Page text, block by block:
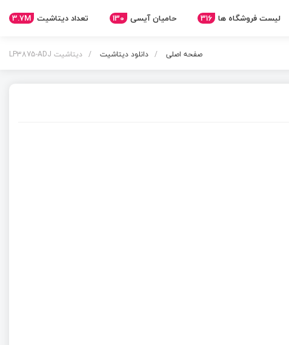
لیست فروشگاه ها 316 حامیان آیسی 130 تعداد دیتاشیت 3.7M
صفحه اصلی دانلود دیتاشیت دیتاشیت LP3875-ADJ